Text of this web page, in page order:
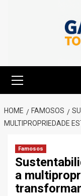
Menu
HOME FAMOSOS
MULTIPROPRIEDADE
Famosos
a